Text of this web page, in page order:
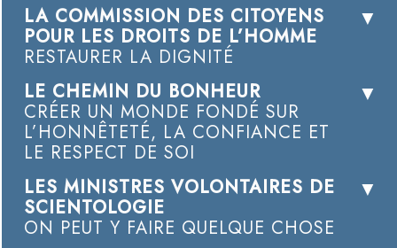
LA COMMISSION DES CITOYENS
POUR LES DROITS DE L’HOMME
RESTAURER LA DIGNITÉ
LE CHEMIN DU BONHEUR
CRÉER UN MONDE FONDÉ SUR
L’HONNÊTETÉ, LA CONFIANCE ET
LE RESPECT DE SOI
LES MINISTRES VOLONTAIRES DE
SCIENTOLOGIE
ON PEUT Y FAIRE QUELQUE CHOSE